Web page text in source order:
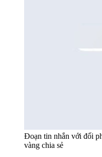
Đoạn tin nhắn với đối
vàng chia sẻ